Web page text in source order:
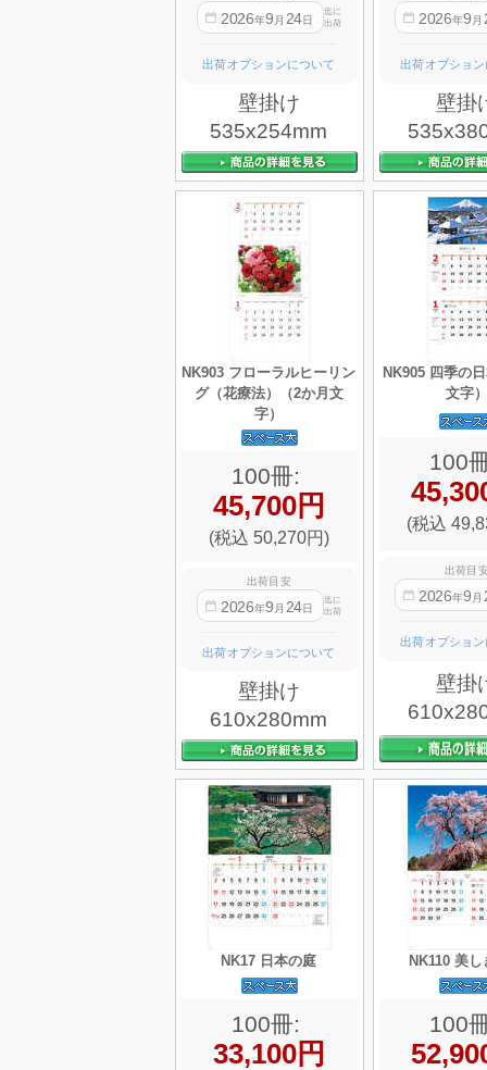
2026年9 月 24日
迄に
出荷
出荷オプションについて
壁掛け
535x254mm
2026年9 月
出荷オプショ
壁掛
NK903 フローラルヒーリン
グ（花療法）（2か月文
字）
100冊:
45,700円
(税込 50,270円)
出荷目安
2026年9 月 24日
迄に
出荷
出荷オプションについて
壁掛け
610x280mm
NK905 四季の
文字）
100
(税込
出荷目
2026年9 月
出荷オプショ
壁掛
NK17 日本の庭
100冊:
33,100円
NK110 美し
100